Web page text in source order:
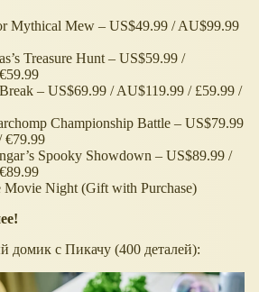
Mythical Mew – US$49.99 / AU$99.99
Treasure Hunt – US$59.99 /
– US$69.99 / AU$119.99 / £59.99 /
Championship Battle – US$79.99
€79.99
Spooky Showdown – US$89.99 /
Movie Night (Gift with Purchase)
домик с Пикачу (400 деталей):